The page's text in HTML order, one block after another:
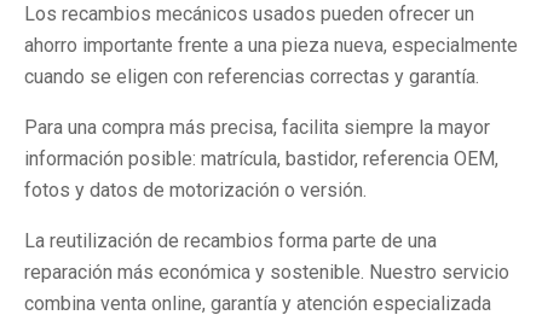
Los recambios mecánicos usados pueden ofrecer un
ahorro importante frente a una pieza nueva, especialmente
cuando se eligen con referencias correctas y garantía.
Para una compra más precisa, facilita siempre la mayor
información posible: matrícula, bastidor, referencia OEM,
fotos y datos de motorización o versión.
La reutilización de recambios forma parte de una
reparación más económica y sostenible. Nuestro servicio
combina venta online, garantía y atención especializada